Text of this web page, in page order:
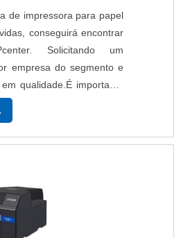
de impressora para papel
conseguirá encontrar
Solicitando um
empresa do segmento e
qualidade.É importante
deve sempre ser
especializadas no
cuidado ajuda a garantir